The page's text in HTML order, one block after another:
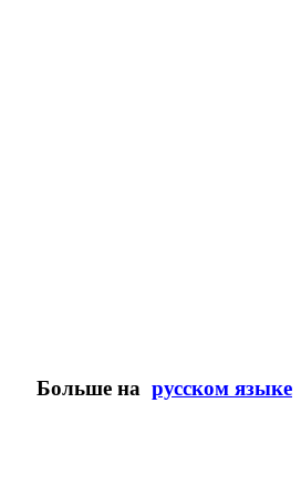
Больше на русском языке